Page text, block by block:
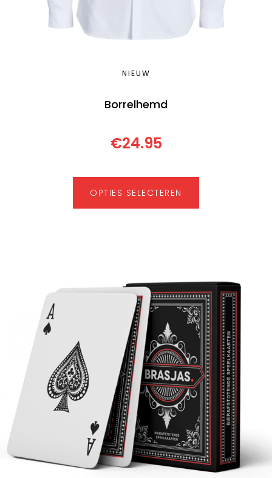
NIEUW
Borrelhemd
€24.95
OPTIES SELECTEREN